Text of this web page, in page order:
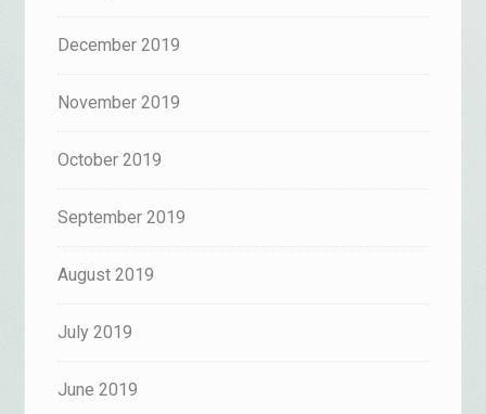
December 2019
November 2019
October 2019
September 2019
August 2019
July 2019
June 2019